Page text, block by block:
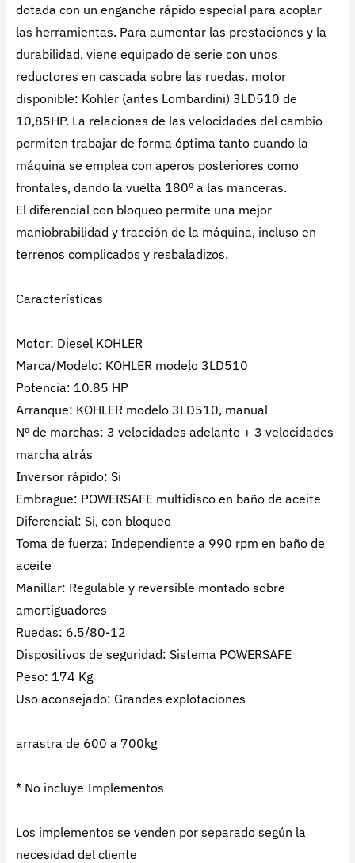
dotada con un enganche rápido especial para acoplar
las herramientas. Para aumentar las prestaciones y la
durabilidad, viene equipado de serie con unos
reductores en cascada sobre las ruedas. motor
disponible: Kohler (antes Lombardini) 3LD510 de
10,85HP. La relaciones de las velocidades del cambio
permiten trabajar de forma óptima tanto cuando la
máquina se emplea con aperos posteriores como
frontales, dando la vuelta 180º a las manceras.
El diferencial con bloqueo permite una mejor
maniobrabilidad y tracción de la máquina, incluso en
terrenos complicados y resbaladizos.
Características
Motor: Diesel KOHLER
Marca/Modelo: KOHLER modelo 3LD510
Potencia: 10.85 HP
Arranque: KOHLER modelo 3LD510, manual
Nº de marchas: 3 velocidades adelante + 3 velocidades
marcha atrás
Inversor rápido: Si
Embrague: POWERSAFE multidisco en baño de aceite
Diferencial: Si, con bloqueo
Toma de fuerza: Independiente a 990 rpm en baño de
aceite
Manillar: Regulable y reversible montado sobre
amortiguadores
Ruedas: 6.5/80-12
Dispositivos de seguridad: Sistema POWERSAFE
Peso: 174 Kg
Uso aconsejado: Grandes explotaciones
arrastra de 600 a 700kg
* No incluye Implementos
Los implementos se venden por separado según la
necesidad del cliente